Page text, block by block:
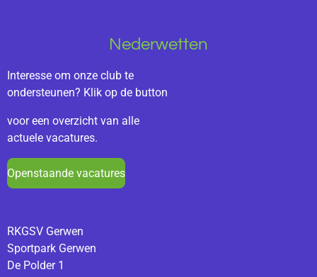
Nederwetten
Interesse om onze club te
ondersteunen? Klik op de button
vooreen overzicht van alle
actuele vacatures.
Openstaande vacatures
RKGSV Gerwen
Sportpark Gerwen
De Polder 1